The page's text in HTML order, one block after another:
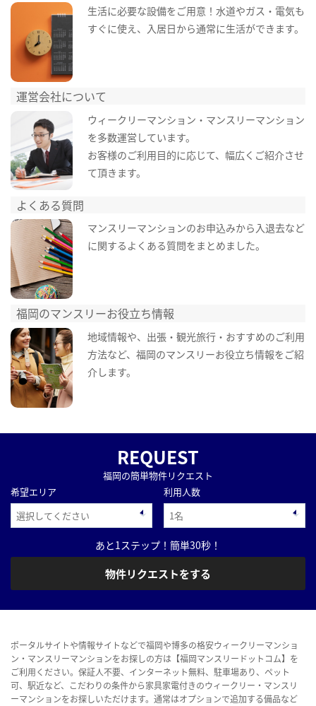
生活に必要な設備をご用意！水道やガス・電気も
すぐに使え、入居日から通常に生活ができます。
運営会社について
ウィークリーマンション・マンスリーマンション
を多数運営しています。
お客様のご利用目的に応じて、幅広くご紹介させ
て頂きます。
よくある質問
マンスリーマンションのお申込みから入退去など
に関するよくある質問をまとめました。
福岡のマンスリーお役立ち情報
地域情報や、出張・観光旅行・おすすめのご利用
方法など、福岡のマンスリーお役立ち情報をご紹
介します。
REQUEST
福岡の簡単物件リクエスト
希望エリア
利用人数
あと1ステップ！簡単30秒！
物件リクエストをする
ポータルサイトや情報サイトなどで福岡や博多の格安ウィークリーマンショ
ン・マンスリーマンションをお探しの方は【福岡マンスリードットコム】を
ご利用ください。保証人不要、インターネット無料、駐車場あり、ペット
可、駅近など、こだわりの条件から家具家電付きのウィークリー・マンスリ
ーマンションをお探しいただけます。通常はオプションで追加する備品など